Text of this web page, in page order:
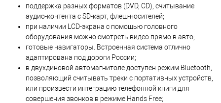
поддержка разных форматов (DVD, CD), считывание
аудио-контента с SD-карт, флеш-носителей;
при наличии LCD-экрана с помощью головного
оборудования можно смотреть видео прямо в авто;
готовые навигаторы. Встроенная система отлично
адаптирована под дороги России;
в двухдиновой автомагнитоле доступен режим Bluetooth,
позволяющий считывать треки с портативных устройств,
или произвести интеграцию телефонной книги для
совершения звонков в режиме Hands Free;